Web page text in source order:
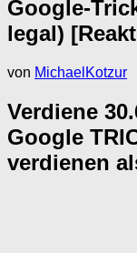
Google-
legal)
von MichaelKotzur
Verdiene
Google
verdienen